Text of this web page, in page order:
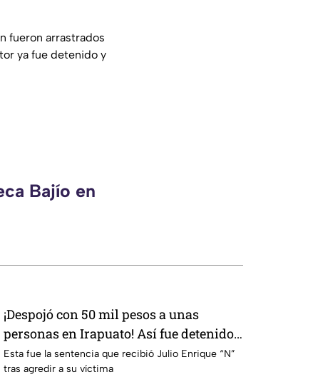
fueron arrastrados
ya fue detenido y
Bajío en
¡Despojó con 50 mil pesos a unas
personas en Irapuato! Así fue detenido
el presunto responsable
Esta fue la sentencia que recibió Julio Enrique “N”
tras agredir a su víctima